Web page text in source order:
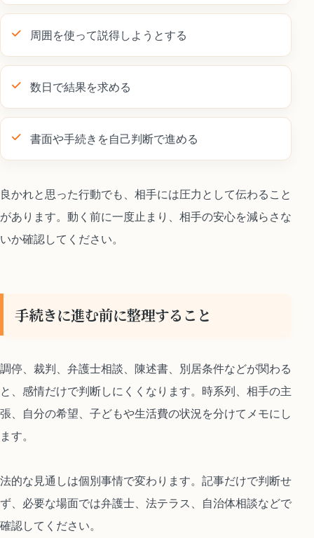
周囲を使って説得しようとする
数日で結果を求める
書面や手続きを自己判断で進める
良かれと思った行動でも、相手には圧力として伝わること
があります。動く前に一度止まり、相手の安心を減らさな
いか確認してください。
手続きに進む前に整理すること
調停、裁判、弁護士相談、陳述書、別居条件などが関わる
と、感情だけで判断しにくくなります。時系列、相手の主
張、自分の希望、子どもや生活費の状況を分けてメモにし
ます。
法的な見通しは個別事情で変わります。記事だけで判断せ
ず、必要な場面では弁護士、法テラス、自治体相談などで
確認してください。